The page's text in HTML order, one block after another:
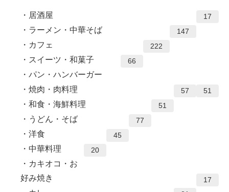
居酒屋 17
ラーメン・中華そば 147
カフェ 222
スイーツ・和菓子 66
パン・ハンバーガー
51
焼肉・肉料理 57
和食・海鮮料理 51
うどん・そば 77
洋食 45
中華料理 20
カキオコ・お
好み焼き
17